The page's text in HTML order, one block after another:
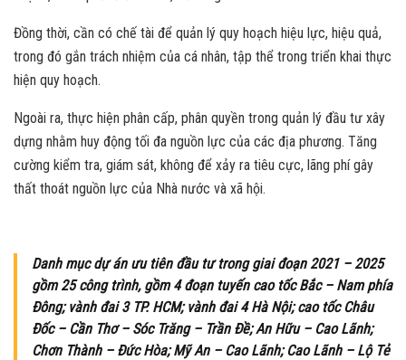
Đồng thời, cần có chế tài để quản lý quy hoạch hiệu lực, hiệu quả,
trong đó gắn trách nhiệm của cá nhân, tập thể trong triển khai thực
hiện quy hoạch.
Ngoài ra, thực hiện phân cấp, phân quyền trong quản lý đầu tư xây
dựng nhằm huy động tối đa nguồn lực của các địa phương. Tăng
cường kiểm tra, giám sát, không để xảy ra tiêu cực, lãng phí gây
thất thoát nguồn lực của Nhà nước và xã hội.
Danh mục dự án ưu tiên đầu tư trong giai đoạn 2021 – 2025
gồm 25 công trình, gồm 4 đoạn tuyến cao tốc Bắc – Nam phía
Đông; vành đai 3 TP. HCM; vành đai 4 Hà Nội; cao tốc Châu
Đốc – Cần Thơ – Sóc Trăng – Trần Đề; An Hữu – Cao Lãnh;
Chơn Thành – Đức Hòa; Mỹ An – Cao Lãnh; Cao Lãnh – Lộ Tẻ